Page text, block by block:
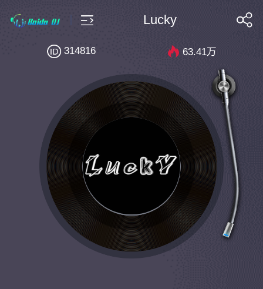
Lucky
314816 63.41万